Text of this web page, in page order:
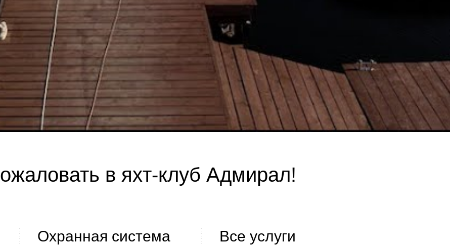
в яхт-клуб Адмирал!
Охранная система
Все услуги